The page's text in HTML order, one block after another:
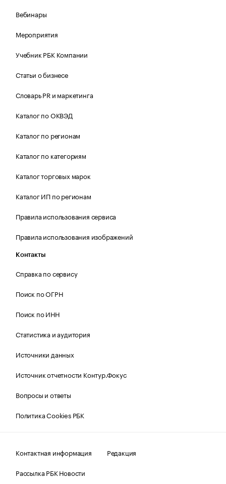
Вебинары
Мероприятия
Учебник РБК Компании
Статьи о бизнесе
Словарь PR и маркетинга
Каталог по ОКВЭД
Каталог по регионам
Каталог по категориям
Каталог торговых марок
Каталог ИП по регионам
Правила использования сервиса
Правила использования изображений
Контакты
Справка по сервису
Поиск по ОГРН
Поиск по ИНН
Статистика и аудитория
Источники данных
Источник отчетности Контур.Фокус
Вопросы и ответы
Политика Cookies РБК
Контактная информация
Редакция
Рассылка РБК Новости